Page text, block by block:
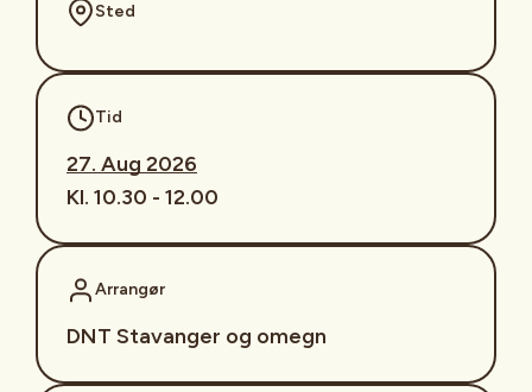
Sted
Tid
27. Aug 2026
Kl. 10.30 - 12.00
Arrangør
DNT Stavanger og omegn